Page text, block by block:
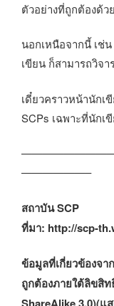
ตัวอย่างที่ถูกต้องด้ว
นอกเหนือจากนี้ เช่
เขียน ก็สามารถวิจ
เดี๋ยวคราวหน้านักเ
SCPs เฉพาะที่นักเ
——————–
สถาบัน SCP
ที่มา: http://scp-
ข้อมูลที่เกี่ยวข้องจา
ถูกต้องภายใต้ลิขสิ